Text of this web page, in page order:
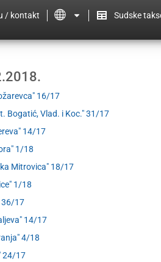
/ kontakt Sudske
16/17
Bogatić, Vlad. i Koc." 31/17
14/17
1/18
Mitrovica" 18/17
1/18
36/17
14/17
4/18
24/17